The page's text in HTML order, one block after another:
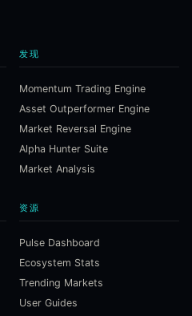
发现
Momentum Trading Engine
Asset Outperformer Engine
Market Reversal Engine
Alpha Hunter Suite
Market Analysis
资源
Pulse Dashboard
Ecosystem Stats
Trending Markets
User Guides